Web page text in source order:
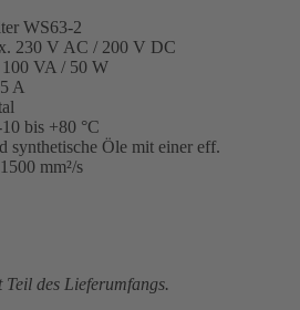
WS63-2
230 V AC / 200 V DC
100 VA / 50 W
A
bis +80 °C
synthetische Öle mit einer eff.
mm²/s
des Lieferumfangs.